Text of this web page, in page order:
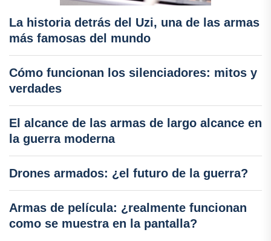
La historia detrás del Uzi, una de las armas
más famosas del mundo
Cómo funcionan los silenciadores: mitos y
verdades
El alcance de las armas de largo alcance en
la guerra moderna
Drones armados: ¿el futuro de la guerra?
Armas de película: ¿realmente funcionan
como se muestra en la pantalla?